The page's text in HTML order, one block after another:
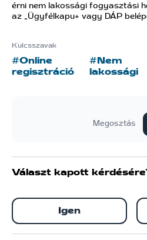
Megosztás
érni nem lakossági fogyasztási
az „Ügyfélkapu+ vagy DÁP
Kulcsszavak
#Online
regisztráció
#Nem
lakossági
Választ kapott
Igen